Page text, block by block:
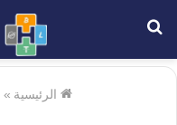
الرئيسية »